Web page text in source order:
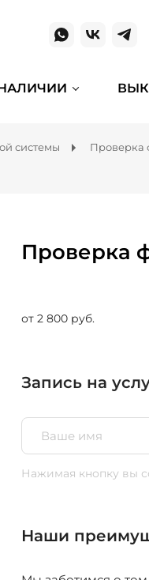
системы Проверка
Проверка
от 2 800 руб.
Запись на
Нажимая кнопку вы
Наши